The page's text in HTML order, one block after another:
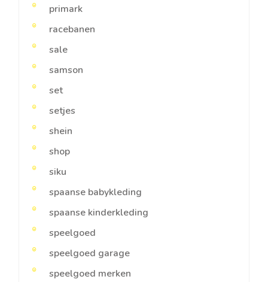
primark
racebanen
sale
samson
set
setjes
shein
shop
siku
spaanse babykleding
spaanse kinderkleding
speelgoed
speelgoed garage
speelgoed merken